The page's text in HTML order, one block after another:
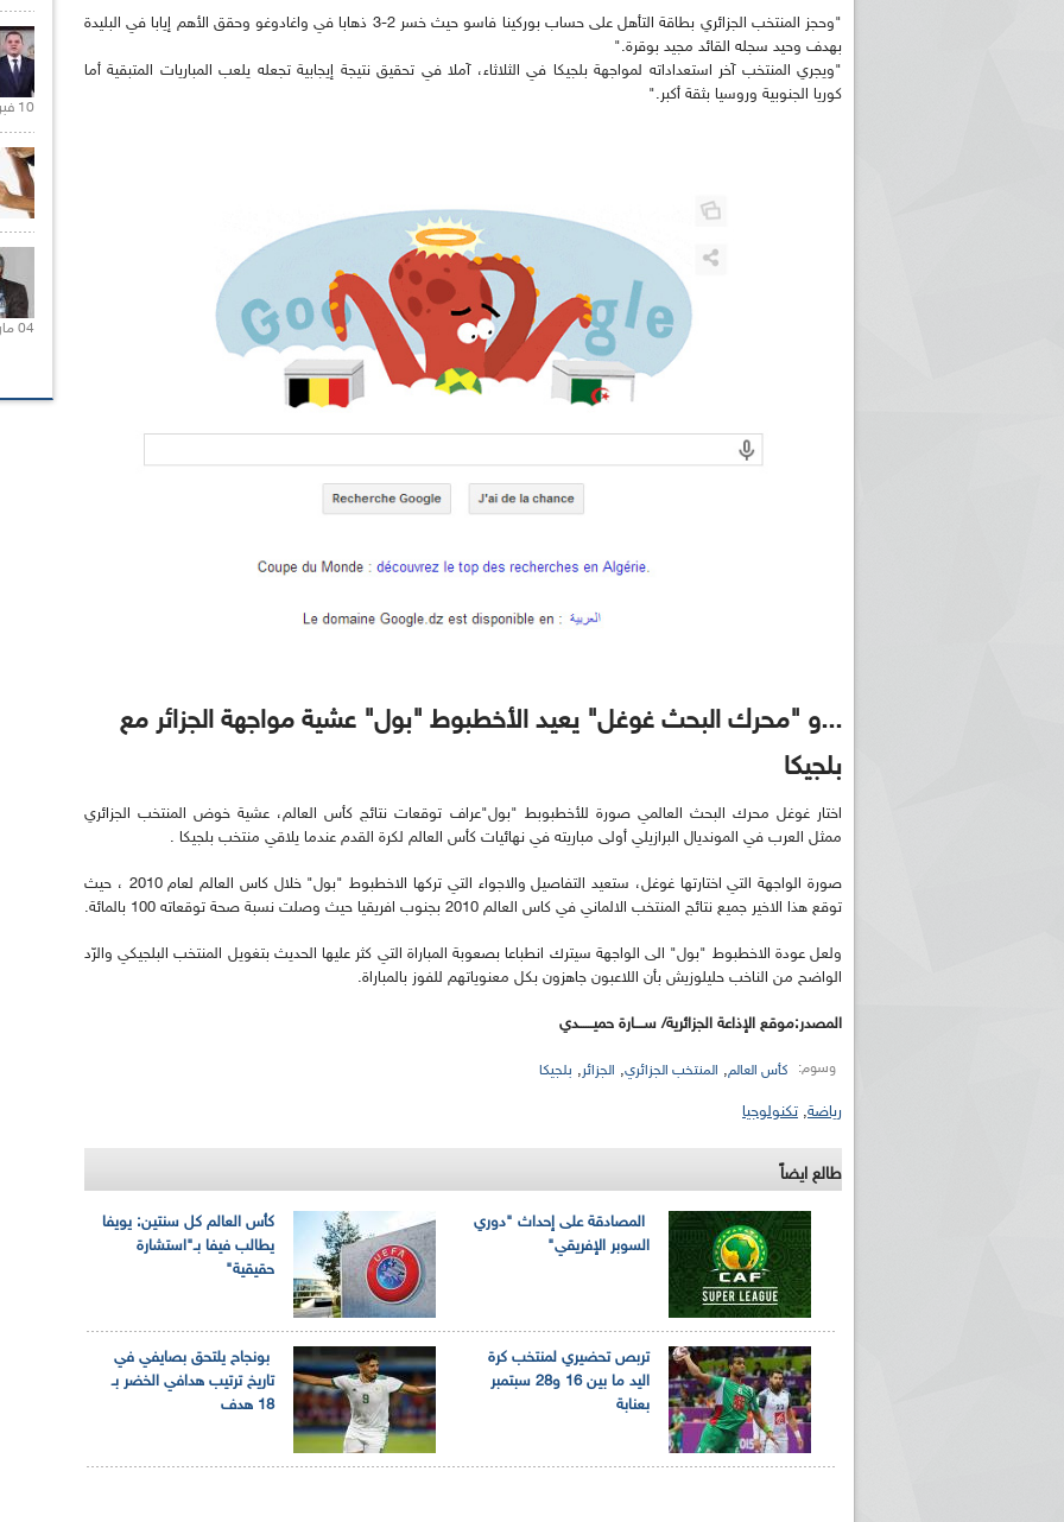
"وحجز المنتخب الجزائري بطاقة التأهل على حساب بوركينا فاسو حيث خسر 2-3 ذهابا في واغادوغو وحقق الأهم إيابا في البليدة
بهدف وحيد سجله القائد مجيد بوقرة."
"ويجري المنتخب آخر استعداداته لمواجهة بلجيكا في الثلاثاء، آملا في تحقيق نتيجة إيجابية تجعله يلعب المباريات المتبقية أما
كوريا الجنوبية وروسيا بثقة أكبر."
...و "محرك البحث غوغل" يعيد الأخطبوط "بول" عشية مواجهة الجزائر مع
بلجيكا
اختار غوغل محرك البحث العالمي صورة للأخطبوبط "بول"عراف توقعات نتائج كأس العالم، عشية خوض المنتخب الجزائري
ممثل العرب في المونديال البرازيلي أولى مباريته في نهائيات كأس العالم لكرة القدم عندما يلاقي منتخب بلجيكا .
صورة الواجهة التي اختارتها غوغل، ستعيد التفاصيل والاجواء التي تركها الاخطبوط "بول" خلال كاس العالم لعام 2010 ، حيث
توقع هذا الاخير جميع نتائج المنتخب الالماني في كاس العالم 2010 بجنوب افريقيا حيث وصلت نسبة صحة توقعاته 100 بالمائة.
ولعل عودة الاخطبوط "بول" الى الواجهة سيترك انطباعا بصعوبة المباراة التي كثر عليها الحديث بتغويل المنتخب البلجيكي والرّد
الواضح من الناخب حليلوزيش بأن اللاعبون جاهزون بكل معنوياتهم للفوز بالمباراة.
المصدر:موقع الإذاعة الجزائرية/ ســــارة حميــــــدي
وسوم: كأس العالم, المنتخب الجزائري, الجزائر, بلجيكا
رياضة, تكنولوجيا
طالع ايضاً
كأس العالم كل سنتين: يويفا
يطالب فيفا بـ"استشارة
حقيقية"
المصادقة على إحداث "دوري
السوبر الإفريقي"
بونجاح يلتحق بصايفي في
تاريخ ترتيب هدافي الخضر بـ
18 هدف
تربص تحضيري لمنتخب كرة
اليد ما بين 16 و28 سبتمبر
بعنابة
10 فبراير 2021 |
04 مارس 2020 |